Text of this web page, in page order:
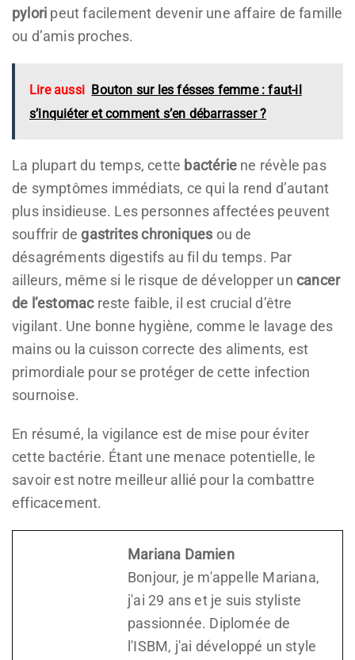
pylori peut facilement devenir une affaire de famille
ou d’amis proches.
Lire aussi Bouton sur les fésses femme : faut-il
s’inquiéter et comment s’en débarrasser ?
La plupart du temps, cette bactérie ne révèle pas
de symptômes immédiats, ce qui la rend d’autant
plus insidieuse. Les personnes affectées peuvent
souffrir de gastrites chroniques ou de
désagréments digestifs au fil du temps. Par
ailleurs, même si le risque de développer uncancer
de l’estomacreste faible, il est crucial d’être
vigilant. Une bonne hygiène, comme le lavage des
mains ou la cuisson correcte des aliments, est
primordiale pour se protéger de cette infection
sournoise.
En résumé, la vigilance est de mise pour éviter
cette bactérie. Étant une menace potentielle, le
savoir est notre meilleur allié pour la combattre
efficacement.
Mariana Damien
Bonjour, je m'appelle Mariana,
j'ai 29 ans et je suis styliste
passionnée. Diplomée de
l'ISBM, j'ai développé un style